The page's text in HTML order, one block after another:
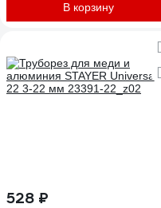
В корзину
528 ₽